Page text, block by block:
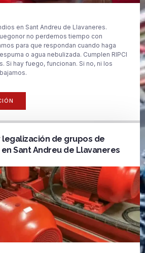
en Sant Andreu de Llavaneres.
no perdemos tiempo con
para que respondan cuando haga
o agua nebulizada. Cumplen RIPCI
Si hay fuego, funcionan. Si no, ni los
legalización de grupos de
Sant Andreu de Llavaneres